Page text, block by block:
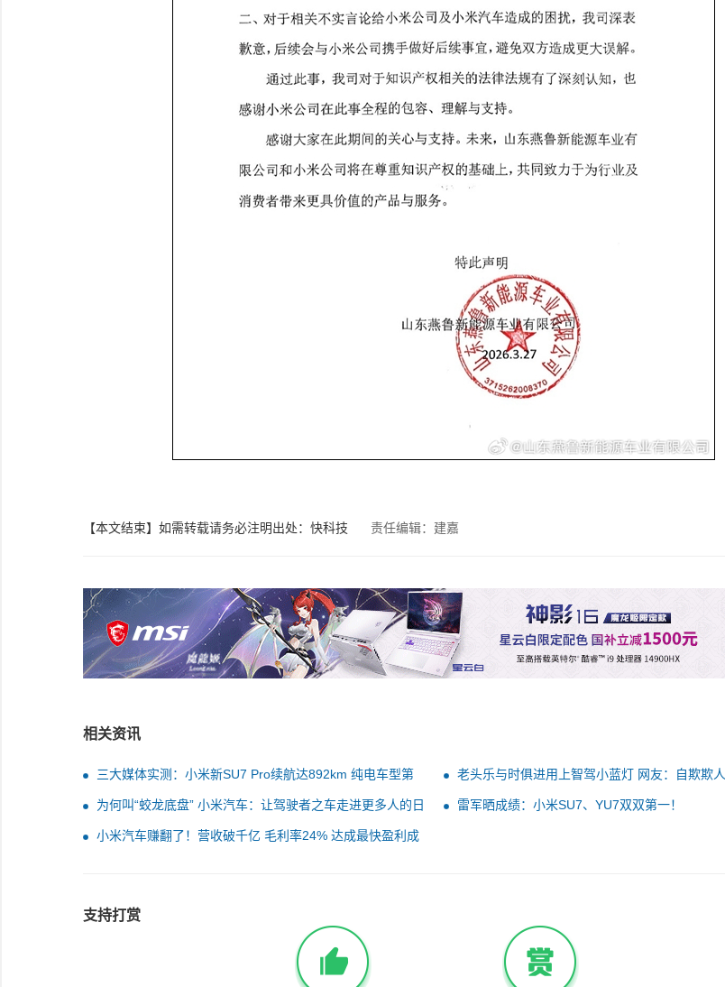
【本文结束】如需转载请务必注明出处：快科技 责任编辑：建嘉
相关资讯
三大媒体实测：小米新SU7 Pro续航达892km 纯电车型第
一！
老头乐与时俱进用上智驾小蓝灯 网友：自欺欺人
为何叫“蛟龙底盘” 小米汽车：让驾驶者之车走进更多人的日
雷军晒成绩：小米SU7、YU7双双第一！
小米汽车赚翻了！营收破千亿 毛利率24% 达成最快盈利成
支持打赏